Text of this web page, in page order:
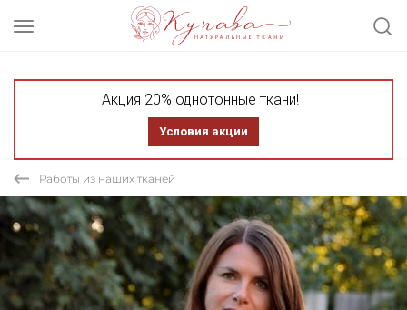
Акция 20% однотонные ткани!
Условия акции
Работы из наших тканей